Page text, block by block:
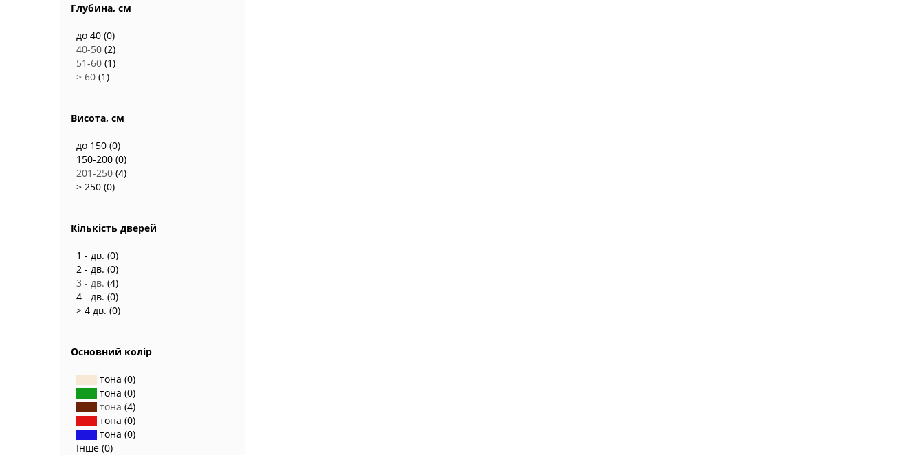
Глубина, см
до 40 (0)
40-50 (2)
51-60 (1)
> 60 (1)
Висота, см
до 150 (0)
150-200 (0)
201-250 (4)
> 250 (0)
Кількість дверей
1 - дв. (0)
2 - дв. (0)
3 - дв. (4)
4 - дв. (0)
> 4 дв. (0)
Основний колір
тона (0)
тона (0)
тона (4)
тона (0)
тона (0)
Інше (0)